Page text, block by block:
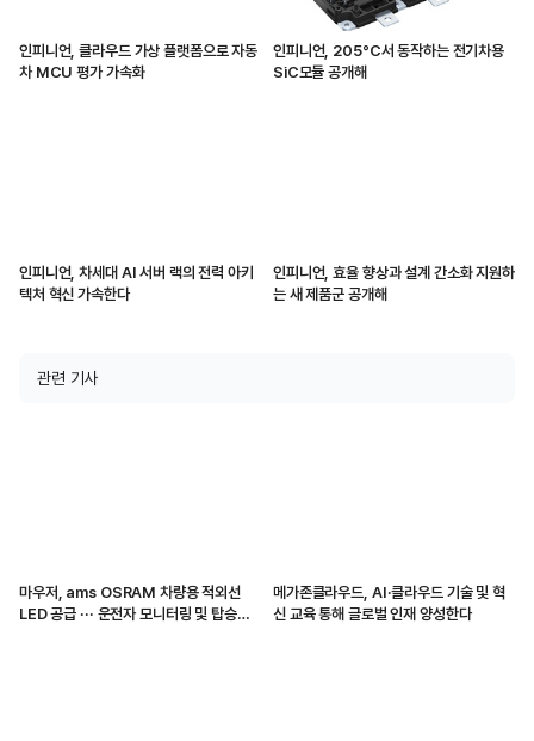
인피니언, 클라우드 가상 플랫폼으로 자동
차 MCU 평가 가속화
인피니언, 205°C서 동작하는 전기차용
SiC모듈 공개해
인피니언, 차세대 AI 서버 랙의 전력 아키
텍처 혁신 가속한다
인피니언, 효율 향상과 설계 간소화 지원하
는 새 제품군 공개해
관련 기사
마우저, ams OSRAM 차량용 적외선
LED 공급 ··· 운전자 모니터링 및 탑승자
메가존클라우드, AI·클라우드 기술 및 혁
신 교육 통해 글로벌 인재 양성한다